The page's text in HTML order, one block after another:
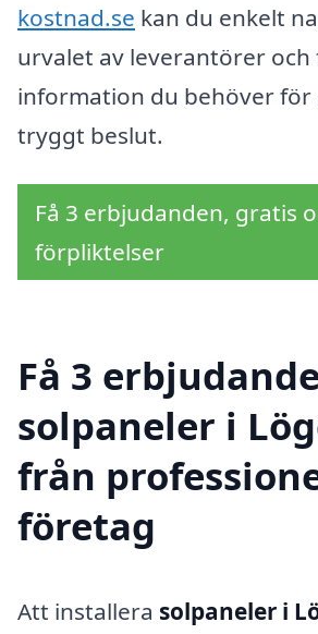
kostnad.se kan du enkelt
urvalet av leverantörer och
information du behöver
tryggt beslut.
Få 3 erbjudanden, gratis
förpliktelser
Få 3
solpaneler i
från
företag
Att installera solpaneler i